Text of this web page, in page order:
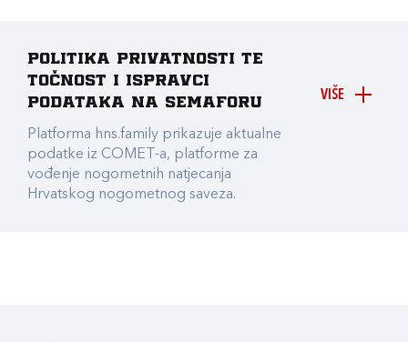
VIŠE
Politika privatnosti te
točnost i ispravci
podataka na Semaforu
Platforma hns.family prikazuje aktualne
podatke iz COMET-a, platforme za
vođenje nogometnih natjecanja
Hrvatskog nogometnog saveza.